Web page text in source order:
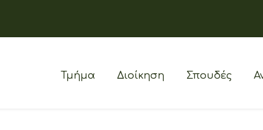
Τμήμα Διοίκηση Σπουδές